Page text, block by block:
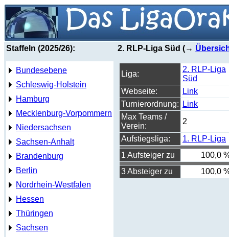
Staffeln (2025/26):
Bundesebene
Schleswig-Holstein
Hamburg
Mecklenburg-Vorpommern
Niedersachsen
Sachsen-Anhalt
Brandenburg
Berlin
Nordrhein-Westfalen
Hessen
Thüringen
Sachsen
2. RLP-Liga Süd (→
Liga:
2. RLP-Liga
Süd
Webseite:
Link
Turnierordnung:
Link
Max Teams /
Verein:
2
Aufstiegsliga:
1. RLP-Liga
1 Aufsteiger zu
100,0
3 Absteiger zu
100,0